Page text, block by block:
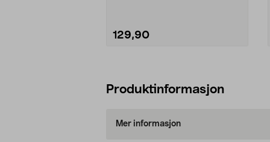
129,90
Produktinformasjon
Mer informasjon